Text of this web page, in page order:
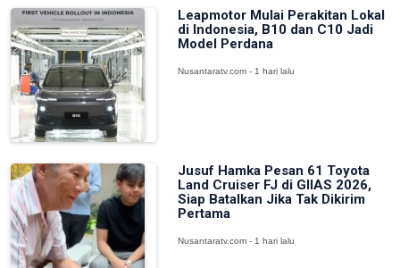
Leapmotor Mulai Perakitan Lokal
di Indonesia, B10 dan C10 Jadi
Model Perdana
Nusantaratv.com - 1 hari lalu
Jusuf Hamka Pesan 61 Toyota
Land Cruiser FJ di GIIAS 2026,
Siap Batalkan Jika Tak Dikirim
Pertama
Nusantaratv.com - 1 hari lalu